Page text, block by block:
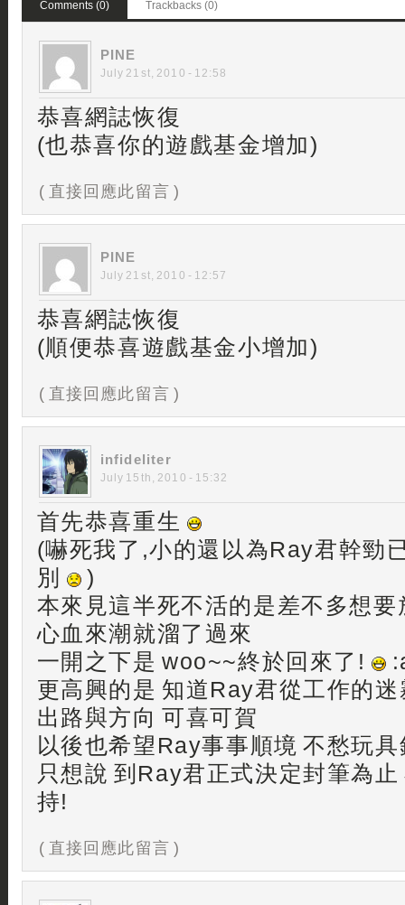
Comments (0) Trackbacks (0)
PINE
July 21st, 2010 - 12:58
恭喜網誌恢復
(也恭喜你的遊戲基金增加)
( 直接回應此留言 )
PINE
July 21st, 2010 - 12:57
恭喜網誌恢復
(順便恭喜遊戲基金小增加)
( 直接回應此留言 )
infideliter
July 15th, 2010 - 15:32
首先恭喜重生
(嚇死我了,小的還以為Ray君幹勁
別
)
本來見這半死不活的是差不多想
心血來潮就溜了過來
一開之下是 woo~~終於回來了!
更高興的是 知道Ray君從工作的
出路與方向 可喜可賀
以後也希望Ray事事順境 不愁玩具
只想說 到Ray君正式決定封筆為
持!
( 直接回應此留言 )